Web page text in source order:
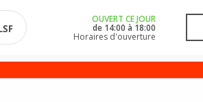
OUVERT CE JOUR
de 14:00 à 18:00
Horaires d'ouverture